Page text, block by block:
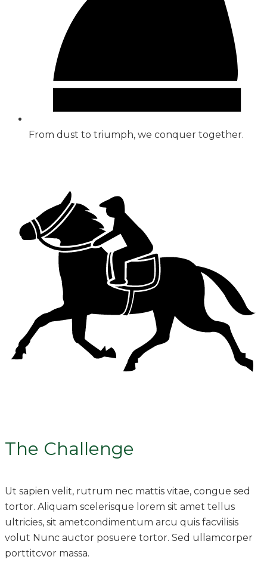
From dust to triumph, we conquer together.
The Challenge
Ut sapien velit, rutrum nec mattis vitae, congue sed
tortor. Aliquam scelerisque lorem sit amet tellus
ultricies, sit ametcondimentum arcu quis facvilisis
volut Nunc auctor posuere tortor. Sed ullamcorper
porttitcvor massa.